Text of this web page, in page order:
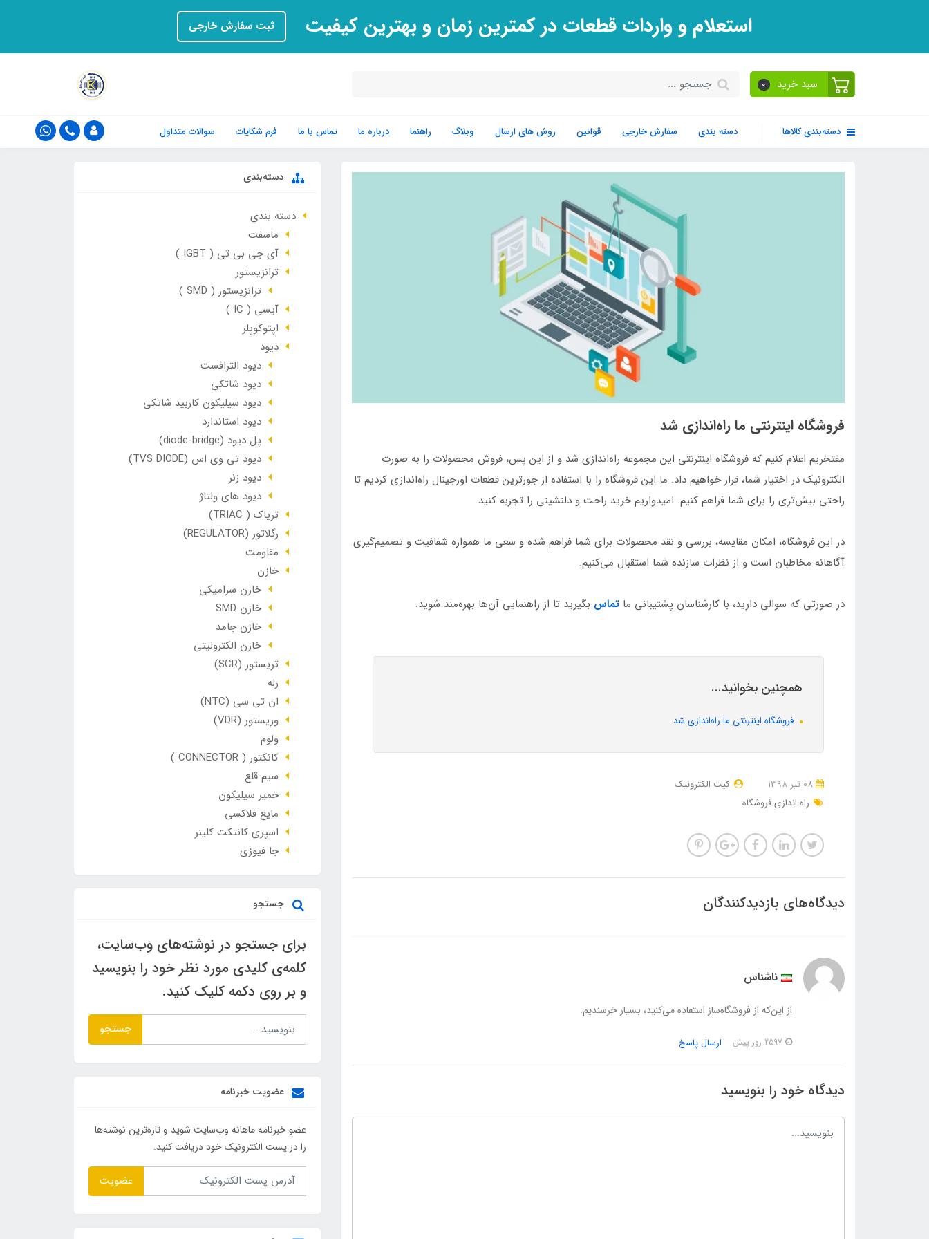
استعلام و واردات قطعات در کمترین زمان و بهترین کیفیت ثبت سفارش خارجی
سبد خرید 0
دسته‌بندی کالاها دسته بندی سفارش خارجی قوانین روش های ارسال وبلاگ راهنما درباره ما تماس با ما فرم‌ شکایات سوالات متداول
فروشگاه اینترنتی ما راه‌اندازی شد
مفتخریم اعلام کنیم که فروشگاه اینترنتی این مجموعه راه‌اندازی شد و از این پس، فروش محصولات را به صورت
الکترونیک در اختیار شما، قرار خواهیم داد. ما این فروشگاه را با استفاده از جورترین قطعات اورجینال راه‌اندازی کردیم تا
راحتی بیش‌تری را برای شما فراهم کنیم. امیدواریم خرید راحت و دلنشینی را تجربه کنید.
در این فروشگاه، امکان مقایسه، بررسی و نقد محصولات برای شما فراهم شده و سعی ما همواره شفافیت و تصمیم‌گیری
آگاهانه مخاطبان است و از نظرات سازنده شما استقبال می‌کنیم.
در صورتی که سوالی دارید، با کارشناسان پشتیبانی ما تماس بگیرید تا از راهنمایی آن‌ها بهره‌مند شوید.
همچنین بخوانید...
فروشگاه اینترنتی ما راه‌اندازی شد
کیت الکترونیک
راه اندازی فروشگاه
دیدگاه‌های بازدیدکنندگان
ناشناس
از این‌که از فروشگاه‌ساز استفاده می‌کنید، بسیار خرسندیم.
ارسال پاسخ
دیدگاه خود را بنویسید
دسته‌بندی
دسته بندی
ماسفت
آی جی بی تی ( IGBT )
ترانزیستور
ترانزیستور ( SMD )
آیسی ( IC )
اپتوکوپلر
دیود
دیود الترافست
دیود شاتکی
دیود سیلیکون کاربید شاتکی
دیود استاندارد
پل دیود (diode-bridge)
دیود تی وی اس (TVS DIODE)
دیود زنر
دیود های ولتاژ
تریاک ( TRIAC)
رگلاتور (REGULATOR)
مقاومت
خازن
خازن سرامیکی
خازن SMD
خازن جامد
خازن الکترولیتی
تریستور (SCR)
رله
ان تی سی (NTC)
وریستور (VDR)
ولوم
کانکتور ( CONNECTOR )
سیم قلع
خمیر سیلیکون
مایع فلاکسی
اسپری کانتکت کلینر
جا فیوزی
جستجو
برای جستجو در نوشته‌های وب‌سایت،
کلمه‌ی کلیدی مورد نظر خود را بنویسید
و بر روی دکمه کلیک کنید.
جستجو
عضویت خبرنامه
عضو خبرنامه ماهانه وب‌سایت شوید و تازه‌ترین نوشته‌ها
را در پست الکترونیک خود دریافت کنید.
عضویت